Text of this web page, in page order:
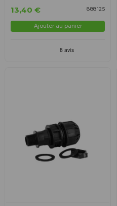
888125
13,40 €
Ajouter au panier